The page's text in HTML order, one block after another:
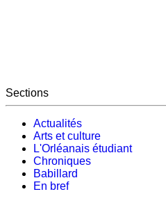
Sections
Actualités
Arts et culture
L'Orléanais étudiant
Chroniques
Babillard
En bref